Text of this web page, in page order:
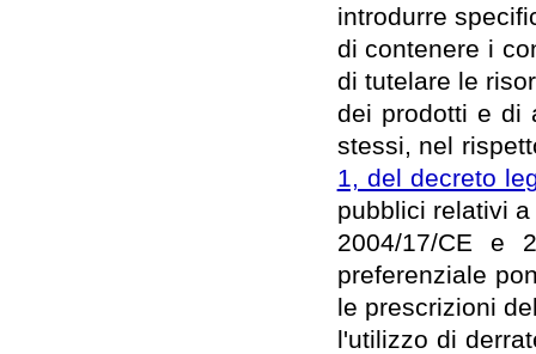
introdurre
di contenere i
di tutelare le
dei prodotti e di
stessi, nel
1, del decreto
pubblici relativi
2004/17/CE e
preferenziale
le prescrizioni
l'utilizzo di